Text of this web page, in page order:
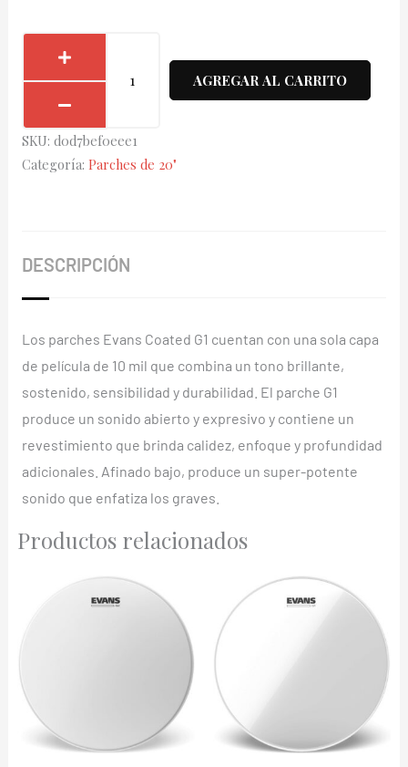
Rugoso
20"
AGREGAR AL CARRITO
SKU: d0d7bef0eee1
Categoría: Parches de 20"
DESCRIPCIÓN
Los parches Evans Coated G1 cuentan con una sola capa
de película de 10 mil que combina un tono brillante,
sostenido, sensibilidad y durabilidad. El parche G1
produce un sonido abierto y expresivo y contiene un
revestimiento que brinda calidez, enfoque y profundidad
adicionales. Afinado bajo, produce un super-potente
sonido que enfatiza los graves.
Productos relacionados